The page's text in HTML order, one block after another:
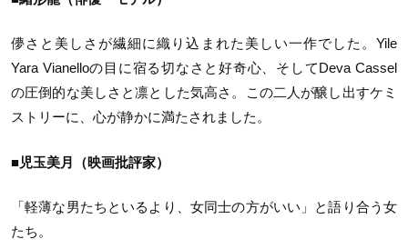
儚さと美しさが繊細に織り込まれた美しい一作でした。Yile
Yara Vianelloの目に宿る切なさと好奇心、そしてDeva Cassel
の圧倒的な美しさと凛とした気高さ。この二人が醸し出すケミ
ストリーに、心が静かに満たされました。
■児玉美月（映画批評家）
「軽薄な男たちといるより、女同士の方がいい」と語り合う女
たち。